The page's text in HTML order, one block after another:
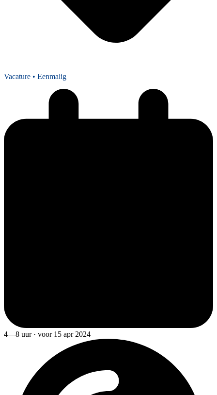
Vacature • Eenmalig
4—8 uur · voor 15 apr 2024